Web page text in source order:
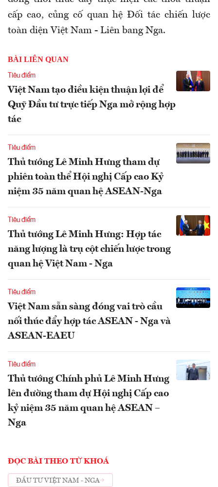
cấp cao, củng cố quan hệ Đối tác chiến lược
toàn diện Việt Nam - Liên bang Nga.
BÀI LIÊN QUAN
Tiêu điểm
Việt Nam tạo điều kiện thuận lợi để
Quỹ Đầu tư trực tiếp Nga mở rộng hợp
tác
Tiêu điểm
Thủ tướng Lê Minh Hưng tham dự
phiên toàn thể Hội nghị Cấp cao Kỷ
niệm 35 năm quan hệ ASEAN-Nga
Tiêu điểm
Thủ tướng Lê Minh Hưng: Hợp tác
năng lượng là trụ cột chiến lược trong
quan hệ Việt Nam - Nga
Tiêu điểm
Việt Nam sẵn sàng đóng vai trò cầu
nối thúc đẩy hợp tác ASEAN - Nga và
ASEAN-EAEU
Tiêu điểm
Thủ tướng Chính phủ Lê Minh Hưng
lên đường tham dự Hội nghị Cấp cao
kỷ niệm 35 năm quan hệ ASEAN –
Nga
ĐỌC BÀI THEO TỪ KHOÁ
ĐẦU TƯ VIỆT NAM - NGA